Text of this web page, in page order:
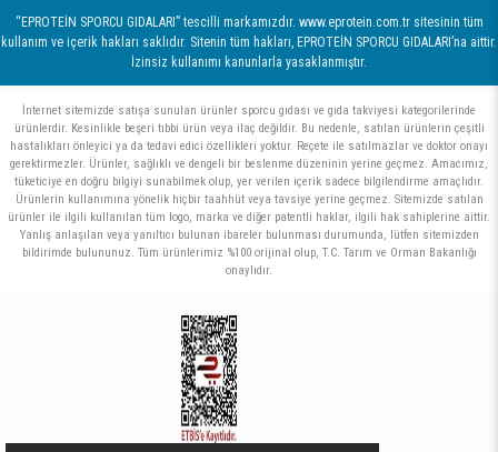
“EPROTEİN SPORCU GIDALARI” tescilli markamızdır. www.eprotein.com.tr sitesinin tüm
kullanım ve içerik hakları saklıdır. Sitenin tüm hakları, EPROTEİN SPORCU GIDALARI’na aittir.
İzinsiz kullanımı kanunlarla yasaklanmıştır.
İnternet sitemizde satışa sunulan ürünler sporcu gıdası ve gıda takviyesi kategorilerinde
ürünlerdir. Kesinlikle beşeri tıbbi ürün veya ilaç değildir. Bu nedenle, satılan ürünlerin çeşitli
hastalıkları önleyici ya da tedavi edici özellikleri yoktur. Reçete ile satılmazlar ve doktor onayı
gerektirmezler. Ürünler, sağlıklı ve dengeli bir beslenme düzeninin yerine geçmez. Amacımız,
tüketiciye en doğru bilgiyi sunabilmek olup, yer verilen içerik sadece bilgilendirme amaçlıdır.
Ürünlerin kullanımına yönelik hiçbir taahhüt veya tavsiye yerine geçmez. Sitemizde satılan
ürünler ile ilgili kullanılan tüm logo, marka ve diğer patentli haklar, ilgili hak sahiplerine aittir.
Yanlış anlaşılan veya yanıltıcı bulunan ibareler bulunması durumunda, lütfen sitemizden
bildirimde bulununuz. Tüm ürünlerimiz %100 orijinal olup, T.C. Tarım ve Orman Bakanlığı
onaylıdır.